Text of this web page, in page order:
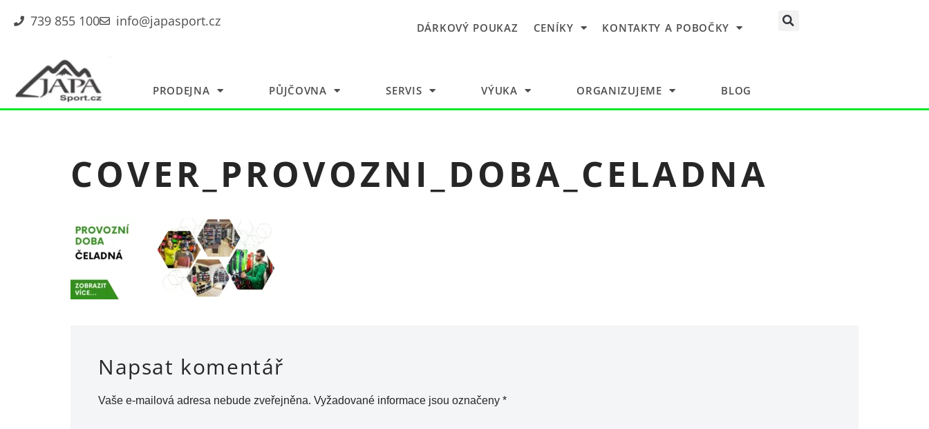
obsah
739 855 100 info@japasport.cz DÁRKOVÝ POUKAZ CENÍKY KONTAKTY A POBOČKY
PRODEJNA PŮJČOVNA SERVIS VÝUKA ORGANIZUJEME BLOG
COVER_PROVOZNI_DOBA_CELADNA
Napsat komentář
Vaše e-mailová adresa nebude zveřejněna. Vyžadované informace jsou označeny *